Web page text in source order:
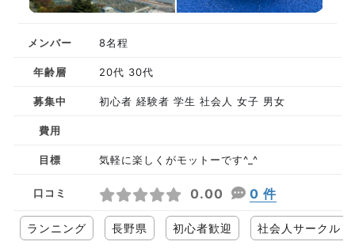
メンバー 8名程
年齢層 20代 30代
募集中 初心者 経験者 学生 社会人 女子 男女
費用
目標 気軽に楽しくがモットーです^_^
口コミ 0.00 0 件
ランニング 長野県 初心者歓迎 社会人サークル